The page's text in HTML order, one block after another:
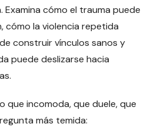
Examina cómo el trauma puede
cómo la violencia repetida
construir vínculos sanos y
puede deslizarse hacia
que incomoda, que duele, que
más temida: